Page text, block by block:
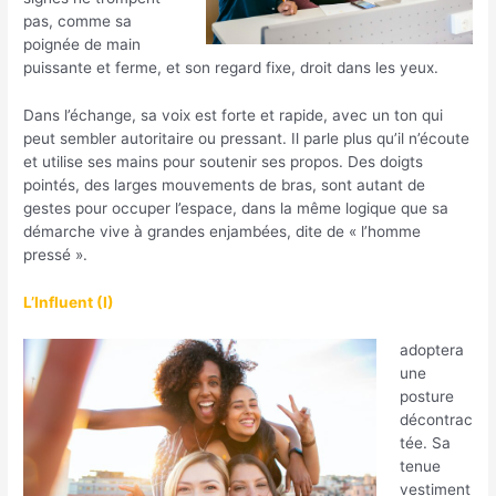
pas, comme sa
poignée de main
puissante et ferme, et son regard fixe, droit dans les yeux.
Dans l’échange, sa voix est forte et rapide, avec un ton qui
peut sembler autoritaire ou pressant. Il parle plus qu’il n’écoute
et utilise ses mains pour soutenir ses propos. Des doigts
pointés, des larges mouvements de bras, sont autant de
gestes pour occuper l’espace, dans la même logique que sa
démarche vive à grandes enjambées, dite de « l’homme
pressé ».
L’Influent (I)
adoptera
une
posture
décontrac
tée. Sa
tenue
vestiment